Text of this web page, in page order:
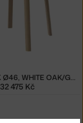
STOLEK MIX Ø46, WHITE OAK/GREY MARBLE
32 475 Kč